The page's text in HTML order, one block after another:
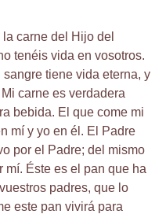
carne del Hijo del
tenéis vida en vosotros.
tiene vida eterna, y
carne es verdadera
bebida. El que come mi
mí y yo en él. El Padre
por el Padre; del mismo
mí. Éste es el pan que ha
padres, que lo
este pan vivirá para